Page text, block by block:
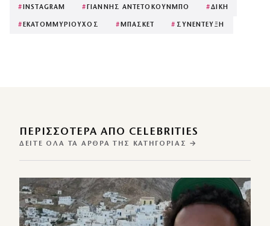
# INSTAGRAM # ΓΙΑΝΝΗΣ ΑΝΤΕΤΟΚΟΥΝΜΠΟ #ΔΙΚΗ
# ΕΚΑΤΟΜΜΥΡΙΟΥΧΟΣ # ΜΠΑΣΚΕΤ # ΣΥΝΕΝΤΕΥΞΗ
ΠΕΡΙΣΣΌΤΕΡΑ ΑΠΌ CELEBRITIES
ΔΕΊΤΕ ΌΛΑ ΤΑ ΆΡΘΡΑ ΤΗΣ ΚΑΤΗΓΟΡΊΑΣ →